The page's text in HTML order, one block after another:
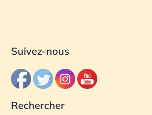
Suivez-nous
Rechercher